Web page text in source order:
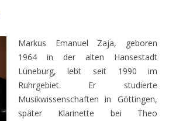
Markus Emanuel Zaja, geboren
1964 in der alten Hansestadt
Lüneburg, lebt seit 1990 im
Ruhrgebiet. Er studierte
Musikwissenschaften in Göttingen,
später Klarinette bei Theo